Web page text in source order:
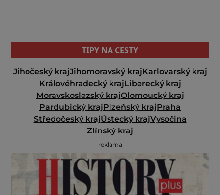
TIPY NA CESTY
Jihočeský krajJihomoravský krajKarlovarský kraj
Královéhradecký krajLiberecký kraj
Moravskoslezský krajOlomoucký kraj
Pardubický krajPlzeňský krajPraha
Středočeský krajÚstecký krajVysočina
Zlínský kraj
reklama